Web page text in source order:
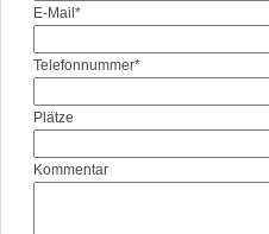
Pflichtfeld
E-Mail*
Pflichtfeld
Telefonnummer*
Plätze
Kommentar